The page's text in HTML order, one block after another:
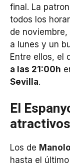
final. La
todos los
de
a lunes y un
Entre ellos, el
a las 21:00h
Sevilla.
El
atractivos
Los de
hasta el